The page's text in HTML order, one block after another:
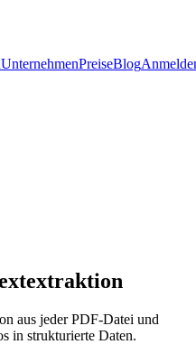
UnternehmenPreiseBlog
aus jeder PDF-Datei und
in strukturierte Daten.